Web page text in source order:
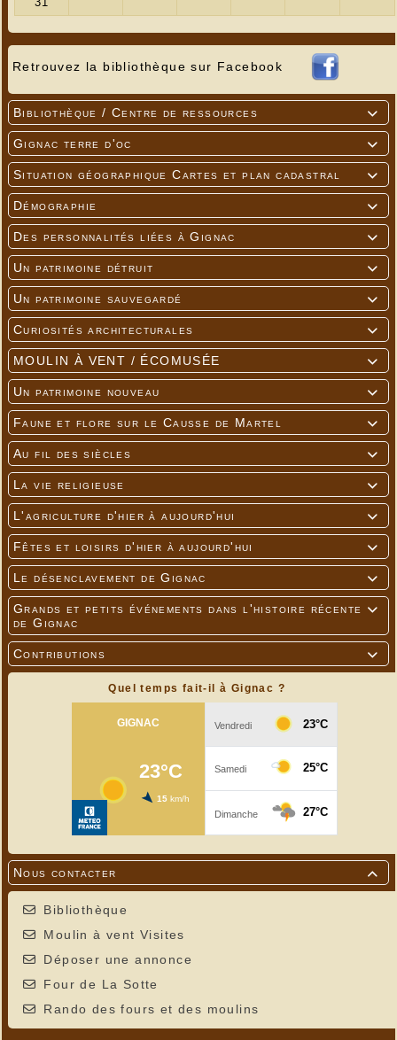
Retrouvez la bibliothèque sur Facebook

Bibliothèque / Centre de ressources

Gignac terre d'oc

Situation géographique Cartes et plan cadastral

Démographie

Des personnalités liées à Gignac

Un patrimoine détruit

Un patrimoine sauvegardé

Curiosités architecturales

MOULIN À VENT / ÉCOMUSÉE

Un patrimoine nouveau

Faune et flore sur le Causse de Martel

Au fil des siècles

La vie religieuse

L'agriculture d'hier à aujourd'hui

Fêtes et loisirs d'hier à aujourd'hui

Le désenclavement de Gignac

Grands et petits événements dans l'histoire récente
de Gignac

Contributions
Quel temps fait-il à Gignac ?

Nous contacter
Bibliothèque
Moulin à vent Visites
Déposer une annonce
Four de La Sotte
Rando des fours et des moulins
Attribution du RIFSEEP (Régime indemnitaire
...